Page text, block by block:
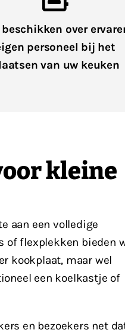
over
personeel bij het
van uw keuken
kleine
aan een volledige
of flexplekken bieden
kookplaat, maar wel
een koelkastje of
en bezoekers net